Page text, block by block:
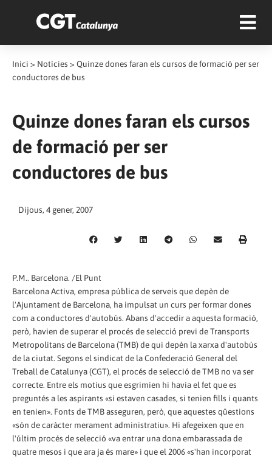
Inici > Notícies > Quinze dones faran els cursos de formació per ser
conductores de bus
Quinze dones faran els cursos
de formació per ser
conductores de bus
Dijous, 4 gener, 2007
P.M.. Barcelona. /El Punt
Barcelona Activa, empresa pública de serveis que depèn de
l'Ajuntament de Barcelona, ha impulsat un curs per formar dones
com a conductores d'autobús. Abans d'accedir a aquesta formació,
però, havien de superar el procés de selecció previ de Transports
Metropolitans de Barcelona (TMB) de qui depèn la xarxa d'autobús
de la ciutat. Segons el sindicat de la Confederació General del
Treball de Catalunya (CGT), el procés de selecció de TMB no va ser
correcte. Entre els motius que esgrimien hi havia el fet que es
preguntés a les aspirants «si estaven casades, si tenien fills i quants
en tenien». Fonts de TMB asseguren, però, que aquestes qüestions
«són de caràcter merament administratiu». Hi afegeixen que en
l'últim procés de selecció «va entrar una dona embarassada de
quatre mesos i que ara ja és mare» i que el 2006 «s'han incorporat